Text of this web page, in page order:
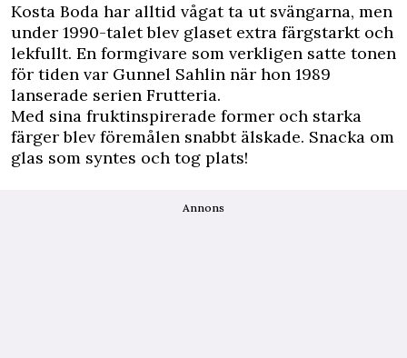
Kosta Boda har alltid vågat ta ut svängarna, men
under 1990-talet blev glaset extra färgstarkt och
lekfullt. En formgivare som verkligen satte tonen
för tiden var Gunnel Sahlin när hon 1989
lanserade serien Frutteria.
Med sina fruktinspirerade former och starka
färger blev föremålen snabbt älskade. Snacka om
glas som syntes och tog plats!
Annons